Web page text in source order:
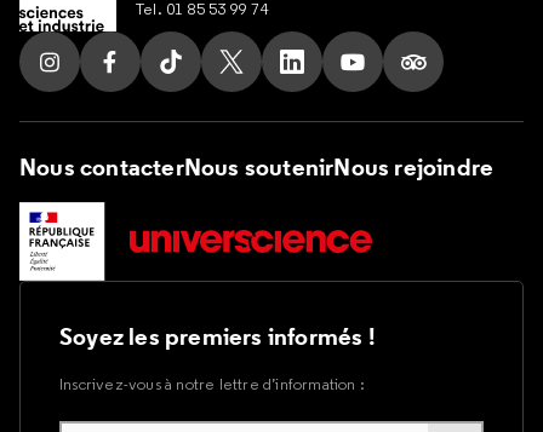
Tel. 01 85 53 99 74
Suivez nous sur Instagram
Suivez nous sur Facebook
Suivez nous sur Tik Tok
Suivez nous sur X
Suivez nous sur LinkedIn
Suivez nous sur
Suivez nous
Nous contacterNous soutenirNous rejoindre
Soyez les premiers informés !
Inscrivez-vous à notre lettre d’information :